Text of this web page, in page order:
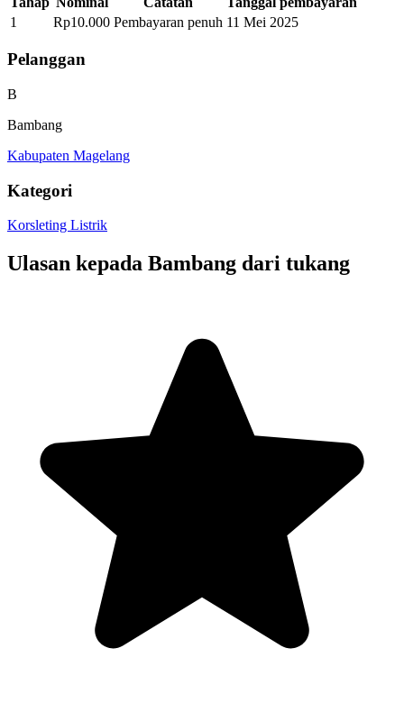
1
Rp10.000 Pembayaran penuh 11 Mei 2025
Pelanggan
B
Bambang
Kabupaten Magelang
Kategori
Korsleting Listrik
Ulasan kepada Bambang dari tukang